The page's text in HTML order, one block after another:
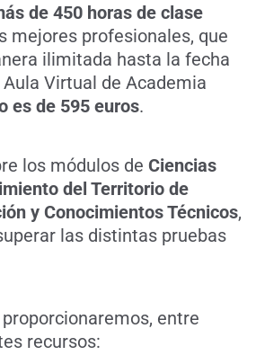
de 450 horas de clase
mejores profesionales, que
ilimitada hasta la fecha
Virtual de Academia
es de 595 euros.
los módulos de Ciencias
del Territorio de
y Conocimientos Técnicos,
las distintas pruebas
entre
recursos: